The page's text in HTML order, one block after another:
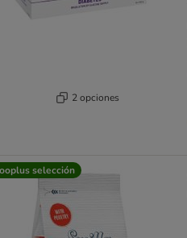
2 opciones
selección